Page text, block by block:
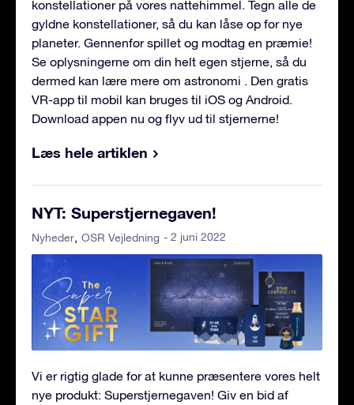
konstellationer på vores nattehimmel. Tegn alle de
gyldne konstellationer, så du kan låse op for nye
planeter. Gennenfør spillet og modtag en præmie!
Se oplysningerne om din helt egen stjerne, så du
dermed kan lære mere om astronomi . Den gratis
VR-app til mobil kan bruges til iOS og Android.
Download appen nu og flyv ud til stjernerne!
Læs hele artiklen
NYT: Superstjernegaven!
Nyheder OSR Vejledning - 2 juni 2022
Vi er rigtig glade for at kunne præsentere vores helt
nye produkt: Superstjernegaven! Giv en bid af